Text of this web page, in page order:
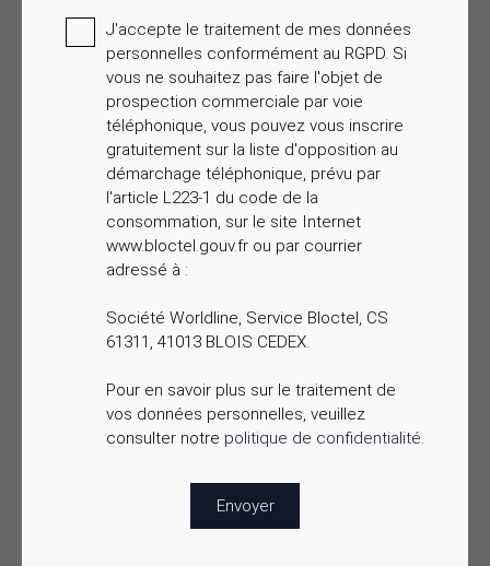
J'accepte le traitement de mes données
personnelles conformément au RGPD. Si
vous ne souhaitez pas faire l'objet de
prospection commerciale par voie
téléphonique, vous pouvez vous inscrire
gratuitement sur la liste d'opposition au
démarchage téléphonique, prévu par
l'article L223-1 du code de la
consommation, sur le site Internet
www.bloctel.gouv.fr ou par courrier
adressé à :
Société Worldline, Service Bloctel, CS
61311, 41013 BLOIS CEDEX.
Pour en savoir plus sur le traitement de
vos données personnelles, veuillez
consulter notre politique de confidentialité.
Envoyer